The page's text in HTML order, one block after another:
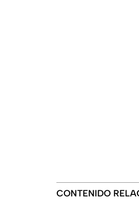
CONTENIDO